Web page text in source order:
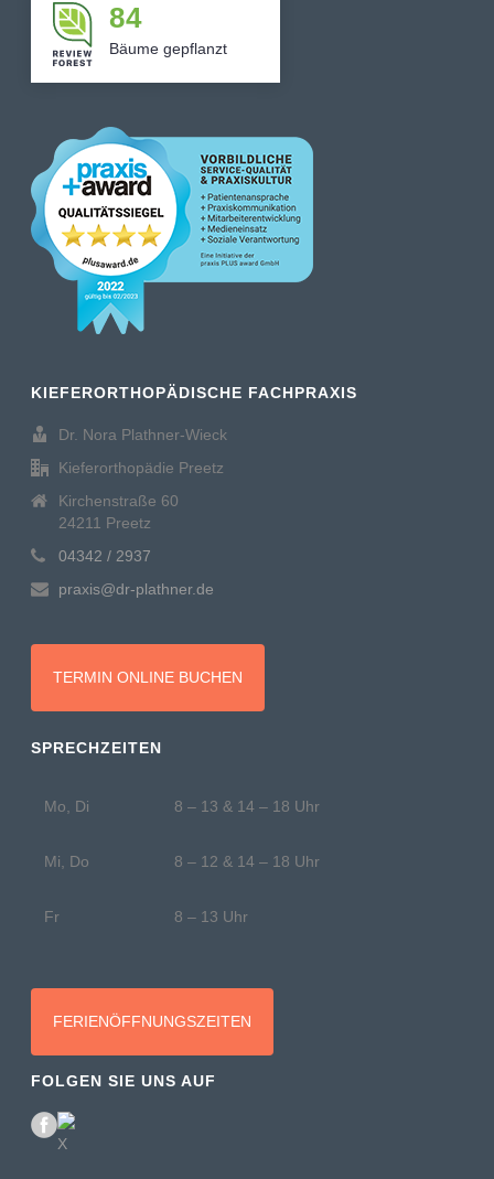
84
Bäume gepflanzt
KIEFERORTHOPÄDISCHE FACHPRAXIS
Dr. Nora Plathner-Wieck
Kieferorthopädie Preetz
Kirchenstraße 60
24211 Preetz
04342 / 2937
praxis@dr-plathner.de
TERMIN ONLINE BUCHEN
SPRECHZEITEN
Mo, Di 8 – 13 & 14 – 18 Uhr
Mi, Do 8 – 12 & 14 – 18 Uhr
Fr 8 – 13 Uhr
FERIENÖFFNUNGSZEITEN
FOLGEN SIE UNS AUF